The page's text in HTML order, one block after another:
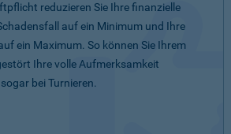
reduzieren Sie Ihre finanzielle
auf ein Minimum und Ihre
ein Maximum. So können Sie Ihrem
Ihre volle Aufmerksamkeit
bei Turnieren.